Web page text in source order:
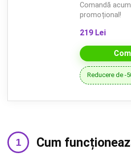
Comandă
promoțional!
219 Lei
Reducere de -
Cum